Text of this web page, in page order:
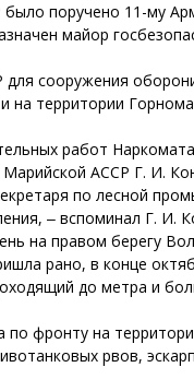
поручено 11-му
майор
сооружения
на территории
работ
АССР Г. И.
по лесной
‒ вспоминал Г. И.
на правом берегу
рано, в конце
до метра и
фронту на
рвов,